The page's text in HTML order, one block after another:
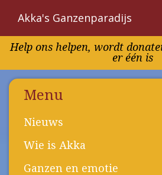
Overslaan
inhoud
Akka's Ganzenparadijs
Help ons helpen, wordt
er één is
Menu
Nieuws
Wie is Akka
Ganzen en emotie